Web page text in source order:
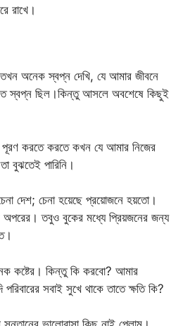
রাখে।
অনেক স্বপ্ন দেখি, যে আমার জীবনে
স্বপ্ন ছিল।কিন্তু আসলে অবশেষে কিছুই
করতে করতে কখন যে আমার নিজের
বুঝতেই পারিনি।
দেশ; চেনা হয়েছে প্রয়োজনে হয়তো।
অপরের। তবুও বুকের মধ্যে প্রিয়জনের জন্য
কষ্টের। কিন্তু কি করবো? আমার
পরিবারের সবাই সুখে থাকে তাতে ক্ষতি কি?